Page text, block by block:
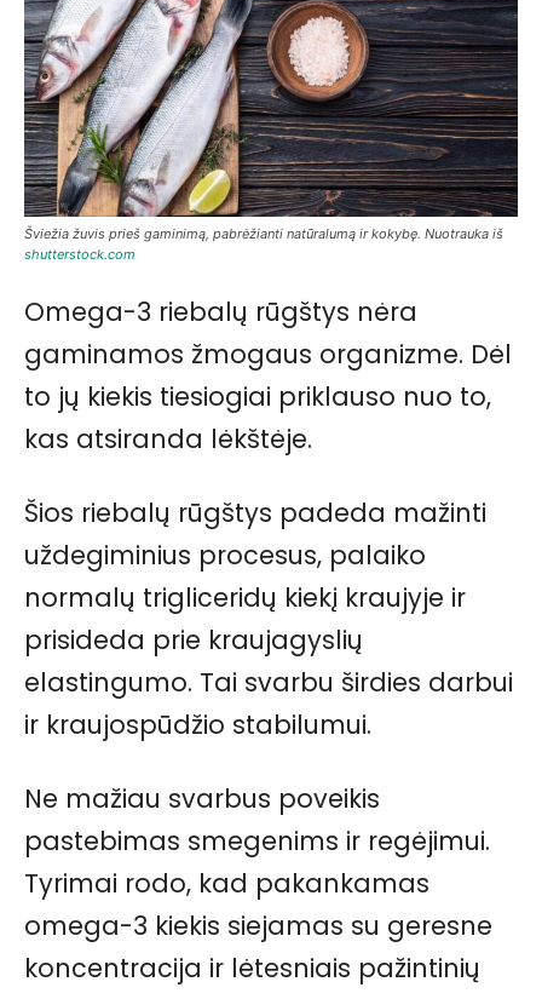
Šviežia žuvis prieš gaminimą, pabrėžianti natūralumą ir kokybę. Nuotrauka iš
shutterstock.com
Omega-3 riebalų rūgštys nėra
gaminamos žmogaus organizme. Dėl
to jų kiekis tiesiogiai priklauso nuo to,
kas atsiranda lėkštėje.
Šios riebalų rūgštys padeda mažinti
uždegiminius procesus, palaiko
normalų trigliceridų kiekį kraujyje ir
prisideda prie kraujagyslių
elastingumo. Tai svarbu širdies darbui
ir kraujospūdžio stabilumui.
Ne mažiau svarbus poveikis
pastebimas smegenims ir regėjimui.
Tyrimai rodo, kad pakankamas
omega-3 kiekis siejamas su geresne
koncentracija ir lėtesniais pažintinių